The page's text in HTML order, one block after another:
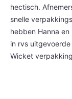
hectisch.
snelle
hebben Hanna
in rvs
Wicket